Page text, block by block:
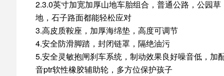
ELECTRIC MOTORCYCLE
TRICYCLE
2.3.0英寸加宽加厚山地车胎组合，普通公路，公园草
地，石子路面都能轻松应对
3.高皮质鞍座，加厚海绵垫，高度可调节
4.安全防滑脚踏，封闭链罩，隔绝油污
5.安全灵敏抱闸刹车系统，制动效果良好噪音低，加
音ptr软性橡胶辅助轮，多方位保护孩子